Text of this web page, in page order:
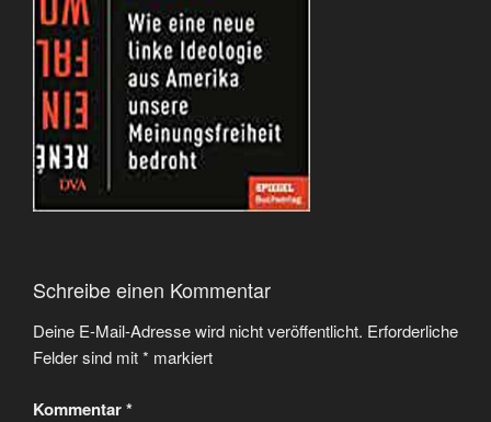
Schreibe einen Kommentar
Deine E-Mail-Adresse wird nicht veröffentlicht. Erforderliche
Felder sind mit* markiert
Kommentar*